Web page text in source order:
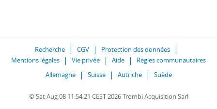
Recherche CGV
Protection des données
Mentions légales
Vie privée Aide
Règles communautaires
Allemagne
Suisse Autriche Suède
© Sat Aug 08 11:54:21 CEST 2026 Trombi Acquisition Sarl